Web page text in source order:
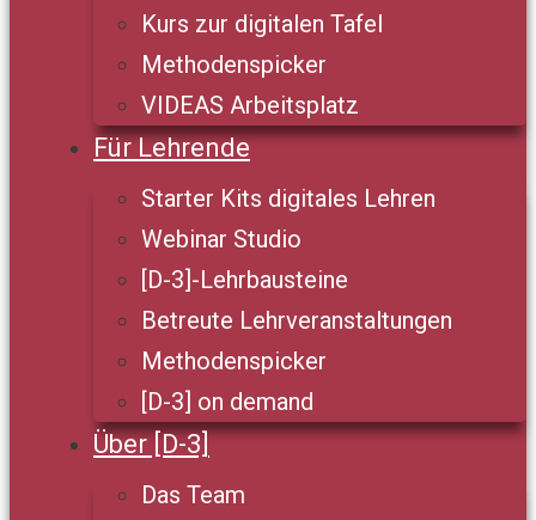
Kurs zur digitalen Tafel
Methodenspicker
VIDEAS Arbeitsplatz
Für Lehrende
Starter Kits digitales Lehren
Webinar Studio
[D-3]-Lehrbausteine
Betreute Lehrveranstaltungen
Methodenspicker
[D-3] on demand
Über [D-3]
Das Team